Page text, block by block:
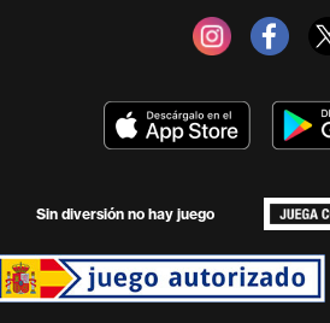
Sin diversión no hay juego